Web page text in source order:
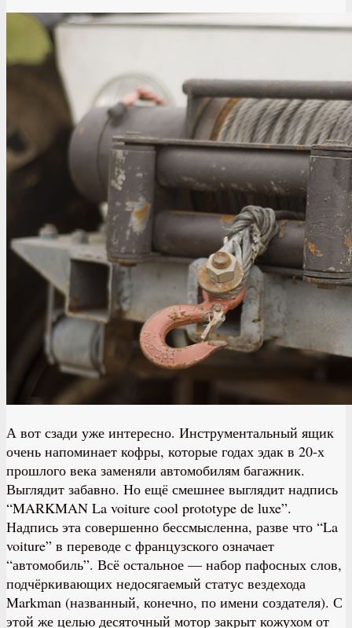
А вот сзади уже интересно. Инструментальный ящик
очень напоминает кофры, которые годах эдак в 20-х
прошлого века заменяли автомобилям багажник.
Выглядит забавно. Но ещё смешнее выглядит надпись
“MARKMAN La voiture cool prototype de luxe”.
Надпись эта совершенно бессмысленна, разве что “La
voiture” в переводе с французского означает
“автомобиль”. Всё остальное — набор пафосных слов,
подчёркивающих недосягаемый статус вездехода
Markman (названный, конечно, по имени создателя). С
этой же целью десяточный мотор закрыт кожухом от